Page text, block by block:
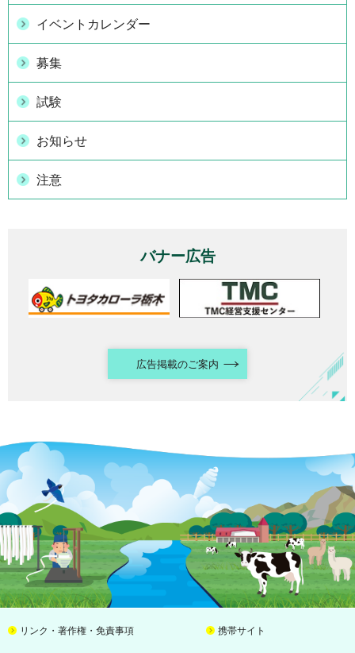
イベントカレンダー
募集
試験
お知らせ
注意
バナー広告
広告掲載のご案内
リンク・著作権・免責事項 携帯サイト